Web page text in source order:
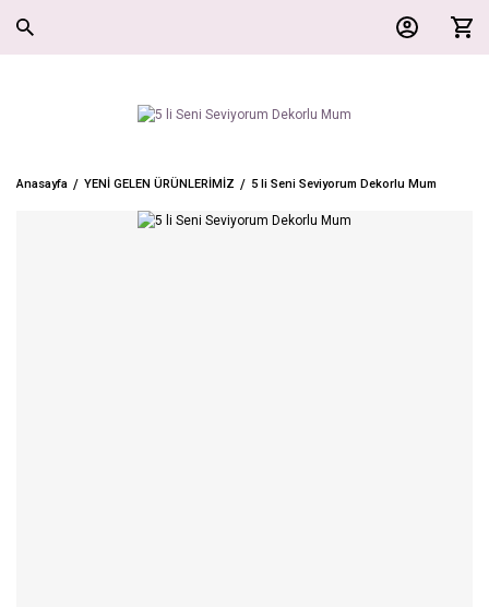
Anasayfa YENİ GELEN ÜRÜNLERİMİZ 5 li Seni Seviyorum Dekorlu Mum